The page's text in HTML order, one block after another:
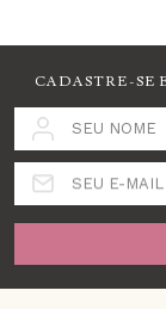
CADASTRE-SE
SEU NOME
SEU E-MAIL